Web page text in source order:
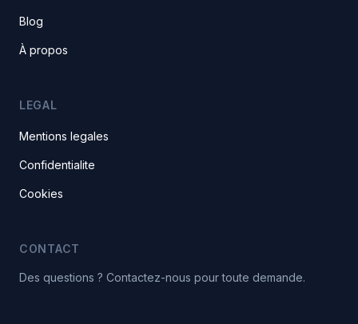
Blog
À propos
LEGAL
Mentions legales
Confidentialite
Cookies
CONTACT
Des questions ? Contactez-nous pour toute demande.